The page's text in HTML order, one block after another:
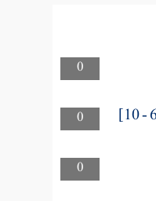
0
0
0